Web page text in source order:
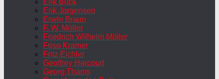
Erik Jorgensen
Erwin Braun
F. W. Möller
Friedrich Wilhelm Möller
Friso Kramer
Fritz Eichler
Geoffrey Harcourt
Georg Thams